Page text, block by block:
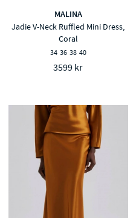
MALINA
Jadie V-Neck Ruffled Mini Dress,
Coral
34 36 38 40
3599 kr